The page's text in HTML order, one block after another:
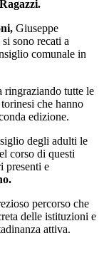
Ragazzi.
Giuseppe
sono recati a
comunale in
ringraziando tutte le
che hanno
edizione.
degli adulti le
corso di questi
presenti e
percorso che
delle istituzioni e
attiva.